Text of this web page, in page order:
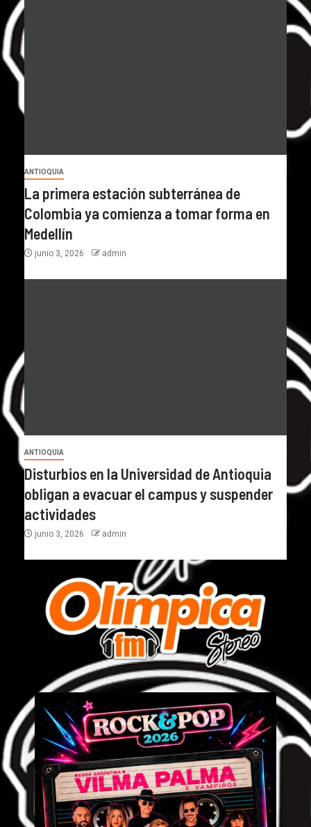
ANTIOQUIA
La primera estación subterránea de
Colombia ya comienza a tomar forma en
Medellín
junio 3, 2026 admin
ANTIOQUIA
Disturbios en la Universidad de Antioquia
obligan a evacuar el campus y suspender
actividades
junio 3, 2026 admin